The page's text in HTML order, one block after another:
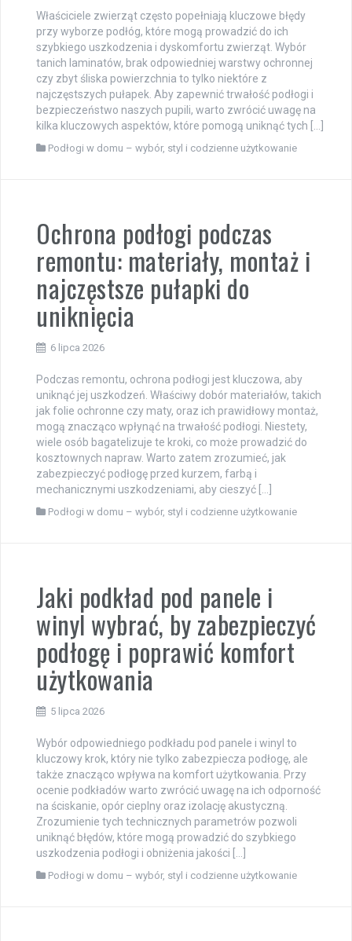
Właściciele zwierząt często popełniają kluczowe błędy
przy wyborze podłóg, które mogą prowadzić do ich
szybkiego uszkodzenia i dyskomfortu zwierząt. Wybór
tanich laminatów, brak odpowiedniej warstwy ochronnej
czy zbyt śliska powierzchnia to tylko niektóre z
najczęstszych pułapek. Aby zapewnić trwałość podłogi i
bezpieczeństwo naszych pupili, warto zwrócić uwagę na
kilka kluczowych aspektów, które pomogą uniknąć tych […]
Podłogi w domu – wybór, styl i codzienne użytkowanie
Ochrona podłogi podczas
remontu: materiały, montaż i
najczęstsze pułapki do
uniknięcia
6 lipca 2026
Podczas remontu, ochrona podłogi jest kluczowa, aby
uniknąć jej uszkodzeń. Właściwy dobór materiałów, takich
jak folie ochronne czy maty, oraz ich prawidłowy montaż,
mogą znacząco wpłynąć na trwałość podłogi. Niestety,
wiele osób bagatelizuje te kroki, co może prowadzić do
kosztownych napraw. Warto zatem zrozumieć, jak
zabezpieczyć podłogę przed kurzem, farbą i
mechanicznymi uszkodzeniami, aby cieszyć […]
Podłogi w domu – wybór, styl i codzienne użytkowanie
Jaki podkład pod panele i
winyl wybrać, by zabezpieczyć
podłogę i poprawić komfort
użytkowania
5 lipca 2026
Wybór odpowiedniego podkładu pod panele i winyl to
kluczowy krok, który nie tylko zabezpiecza podłogę, ale
także znacząco wpływa na komfort użytkowania. Przy
ocenie podkładów warto zwrócić uwagę na ich odporność
na ściskanie, opór cieplny oraz izolację akustyczną.
Zrozumienie tych technicznych parametrów pozwoli
uniknąć błędów, które mogą prowadzić do szybkiego
uszkodzenia podłogi i obniżenia jakości […]
Podłogi w domu – wybór, styl i codzienne użytkowanie